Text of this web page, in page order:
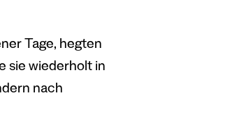
Tage, hegten
sie wiederholt in
nach